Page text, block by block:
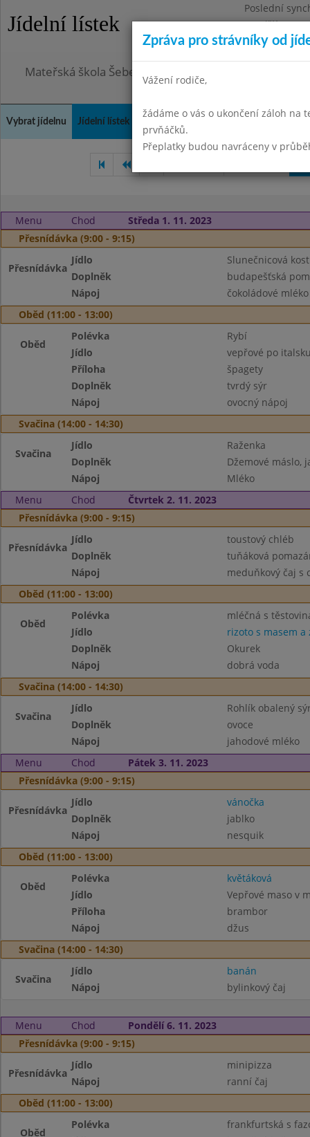
Jídelní lístek
Poslední
Pondělí
Omezení
Mateřská škola Šebetov, příspěvková organizace
Vybrat jídelnu Jídelní lístek
Menu Chod
Středa 1. 11. 2023
Přesnídávka (9:00 - 9:15)
Přesnídávka
Jídlo
Slunečnicová
Doplněk
budapešťská
Nápoj
čokoládové mléko
Oběd (11:00 - 13:00)
Oběd
Polévka
Rybí
Jídlo
vepřové po
Příloha
špagety
Doplněk
tvrdý sýr
Nápoj
ovocný nápoj
Svačina (14:00 - 14:30)
Svačina
Jídlo
Raženka
Doplněk
Džemové máslo,
Nápoj
Mléko
Menu
Chod
Čtvrtek 2. 11. 2023
Přesnídávka (9:00 - 9:15)
Přesnídávka
Jídlo
toustový chléb
Doplněk
tuňáková
Nápoj
meduňkový čaj s
Oběd (11:00 - 13:00)
Oběd
Polévka
mléčná s
Jídlo
rizoto s masem a
Doplněk
Okurek
Nápoj
dobrá voda
Svačina (14:00 - 14:30)
Svačina
Jídlo
Rohlík obalený
Doplněk
ovoce
Nápoj
jahodové mléko
Menu
Chod
Pátek 3. 11. 2023
Přesnídávka (9:00 - 9:15)
Přesnídávka
Jídlo
vánočka
Doplněk
jablko
Nápoj
nesquik
Oběd (11:00 - 13:00)
Oběd
Polévka
květáková
Jídlo
Vepřové maso v
Příloha
brambor
Nápoj
džus
Svačina (14:00 - 14:30)
Svačina
Jídlo
banán
Nápoj
bylinkový čaj
Menu Chod
Pondělí 6. 11. 2023
Přesnídávka (9:00 - 9:15)
Přesnídávka
Jídlo
minipizza
Nápoj
ranní čaj
Oběd (11:00 - 13:00)
Oběd
Polévka
frankfurtská s
Zpráva pro strávníky od
Vážení rodiče,
žádáme o vás o ukončení záloh na
prvňáčků.
Přeplatky budou navráceny v